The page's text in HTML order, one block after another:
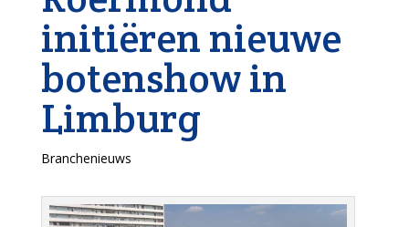
initiëren nieuwe
botenshow in
Limburg
Branchenieuws